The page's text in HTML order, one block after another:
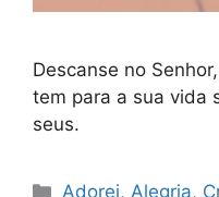
Descanse no
tem para a sua vida
seus.
Categorias
Adorei,Alegria,